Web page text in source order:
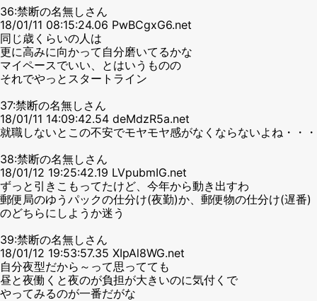
36:禁断の名無しさん
18/01/11 08:15:24.06 PwBCgxG6.net
同じ歳くらいの人は
更に高みに向かって自分磨いてるかな
マイペースでいい、とはいうものの
それでやっとスタートライン
37:禁断の名無しさん
18/01/11 14:09:42.54 deMdzR5a.net
就職しないとこの不安でモヤモヤ感がなくならないよね・・・
38:禁断の名無しさん
18/01/12 19:25:42.19 LVpubmIG.net
ずっと引きこもってたけど、今年から動き出すわ
郵便局のゆうパックの仕分け(夜勤)か、郵便物の仕分け(遅番)
のどちらにしようか迷う
39:禁断の名無しさん
18/01/12 19:53:57.35 XIpAl8WG.net
自分夜型だから～って思ってても
昼と夜働くと夜のが負担が大きいのに気付くで
やってみるのが一番だがな